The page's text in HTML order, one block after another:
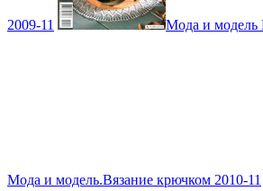
2009-11 Мода и модель
Мода и модель.Вязание крючком 2010-11